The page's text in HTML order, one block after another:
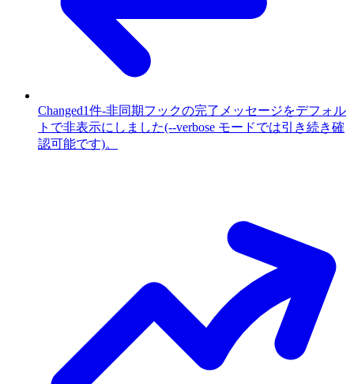
Changed1件-非同期フックの完了メッセージをデフォル
トで非表示にしました(--verbose モードでは引き続き確
認可能です)。